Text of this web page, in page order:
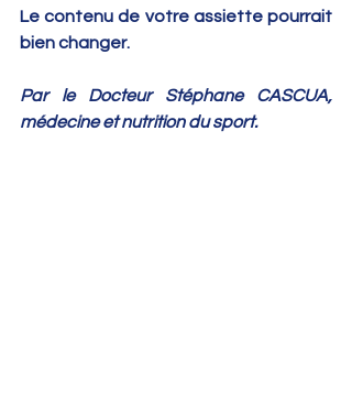
Le contenu de votre assiette pourrait
bien changer.
Par le Docteur Stéphane CASCUA,
médecine et nutrition du sport.